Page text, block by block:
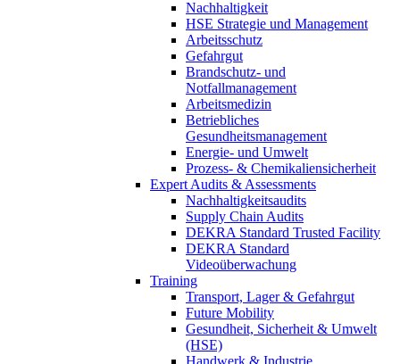
Nachhaltigkeit
HSE Strategie und Management
Arbeitsschutz
Gefahrgut
Brandschutz- und
Notfallmanagement
Arbeitsmedizin
Betriebliches
Gesundheitsmanagement
Energie- und Umwelt
Prozess- & Chemikaliensicherheit
Expert Audits & Assessments
Nachhaltigkeitsaudits
Supply Chain Audits
DEKRA Standard Trusted Facility
DEKRA Standard
Videoüberwachung
Training
Transport, Lager & Gefahrgut
Future Mobility
Gesundheit, Sicherheit & Umwelt
(HSE)
Handwerk & Industrie